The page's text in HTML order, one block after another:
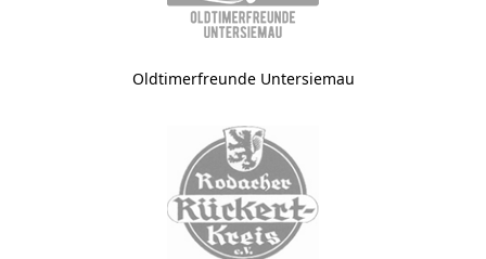
Oldtimerfreunde Untersiemau